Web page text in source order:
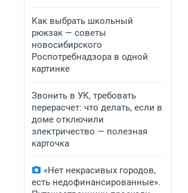
Как выбрать школьный
рюкзак — советы
новосибирского
Роспотребнадзора в одной
картинке
Звонить в УК, требовать
перерасчет: что делать, если в
доме отключили
электричество — полезная
карточка
«Нет некрасивых городов,
есть недофинансированные».